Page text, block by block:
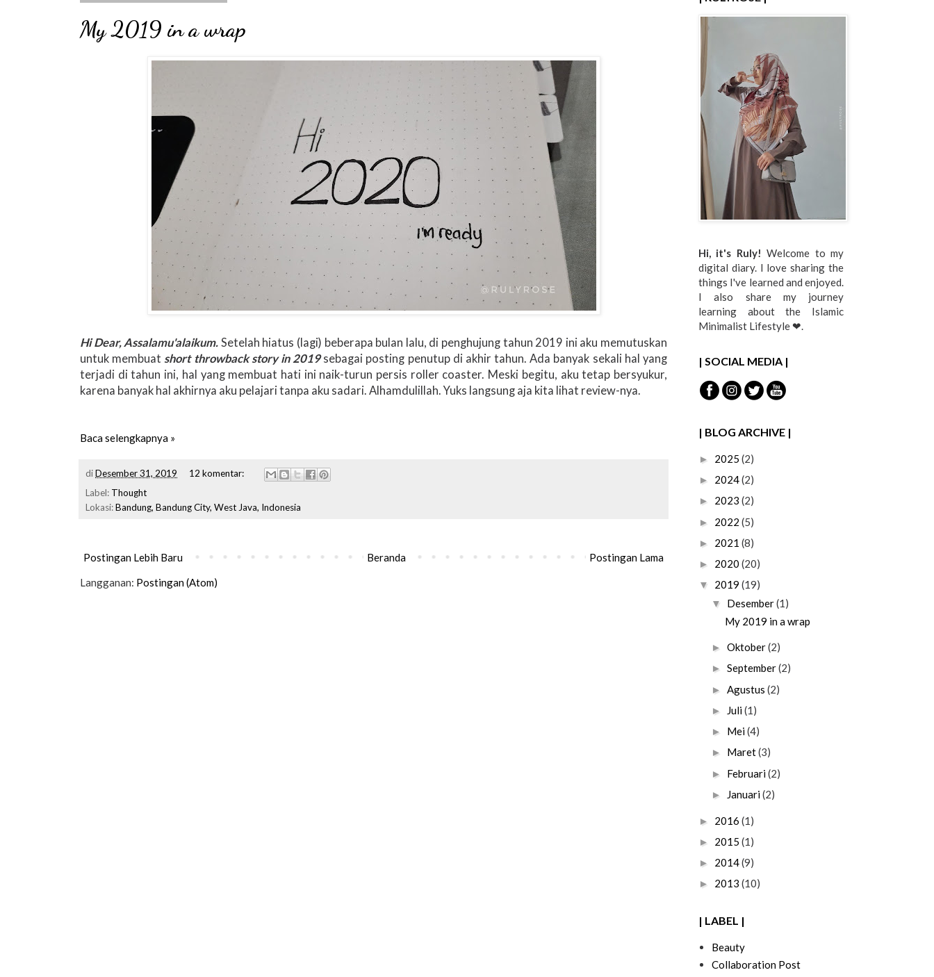
My 2019 in a wrap
Hi Dear,Assalamu'alaikum. Setelah hiatus (lagi) beberapa bulan lalu, di penghujung tahun 2019 ini aku memutuskan
untuk membuat short throwback story in 2019sebagai posting penutup di akhir tahun. Ada banyak sekali hal yang
terjadi di tahun ini, hal yang membuat hati ini naik-turun persis roller coaster. Meski begitu, aku tetap bersyukur,
karena banyak hal akhirnya aku pelajari tanpa aku sadari. Alhamdulillah. Yuks langsung aja kita lihat review-nya.
Baca selengkapnya »
diDesember 31, 2019
12 komentar:
Label: Thought
Lokasi:Bandung, Bandung City, West Java, Indonesia
Postingan Lebih Baru Postingan Lama
Beranda
Langganan: Postingan (Atom)
Hi, it's Ruly! Welcome to my
digital diary. I love sharing the
things I've learned and enjoyed.
I also share my journey
learning about the Islamic
Minimalist Lifestyle ❤︎.
| SOCIAL MEDIA |
| BLOG ARCHIVE |
► 2025 (2)
► 2024(2)
► 2023 (2)
► 2022 (5)
► 2021 (8)
► 2020 (20)
▼ 2019 (19)
▼ Desember(1)
My 2019 in a wrap
► Oktober(2)
► September(2)
► Agustus (2)
► Juli(1)
► Mei(4)
► Maret(3)
► Februari(2)
► Januari(2)
► 2016 (1)
► 2015 (1)
► 2014(9)
► 2013 (10)
| LABEL |
Beauty
Collaboration Post